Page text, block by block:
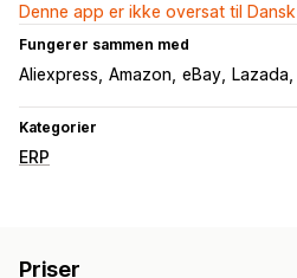
Denne app er ikke oversat til Dansk
Fungerer sammen med
Aliexpress Amazon eBay Lazada
Kategorier
ERP
Batchbehandling
Priser